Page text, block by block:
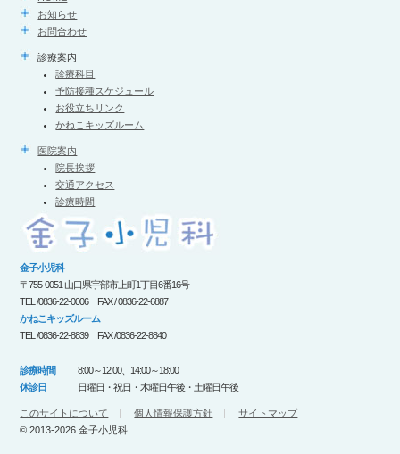
お知らせ
お問合わせ
診療案内
診療科目
予防接種スケジュール
お役立ちリンク
かねこキッズルーム
医院案内
院長挨拶
交通アクセス
診療時間
金子小児科
〒755-0051 山口県宇部市上町1丁目6番16号
TEL /0836-22-0006 FAX / 0836-22-6887
かねこキッズルーム
TEL /0836-22-8839 FAX /0836-22-8840
診療時間
8:00～12:00、14:00～18:00
休診日
日曜日・祝日・木曜日午後・土曜日午後
このサイトについて 個人情報保護方針
サイトマップ
© 2013-2026 金子小児科.